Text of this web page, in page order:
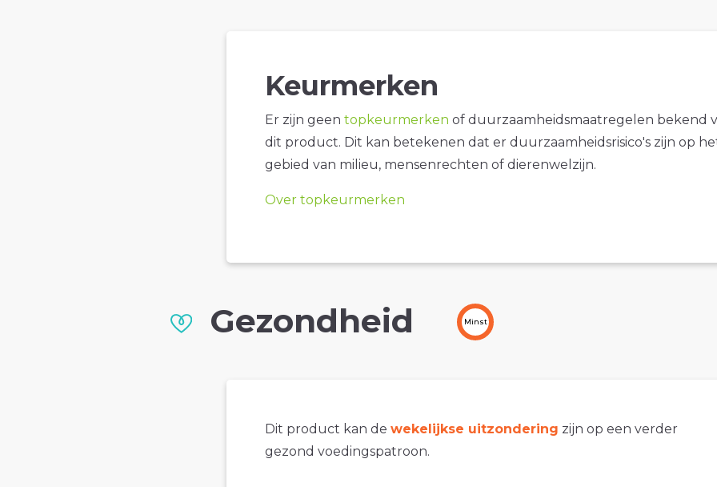
Keurmerken
Er zijn geen topkeurmerken of duurzaamheidsmaatregelen bekend
dit product. Dit kan betekenen dat er duurzaamheidsrisico's zijn op
gebied van milieu, mensenrechten of dierenwelzijn.
Over topkeurmerken
Gezondheid Minst
Dit product kan de wekelijkse uitzondering zijn op een verder
gezond voedingspatroon.